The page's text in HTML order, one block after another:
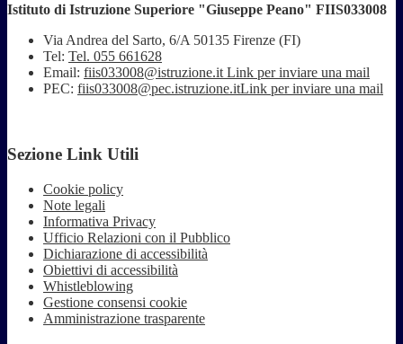
Istituto di Istruzione Superiore "Giuseppe Peano" FIIS033008
Via Andrea del Sarto, 6/A 50135 Firenze (FI)
Tel: Tel. 055 661628
Email: fiis033008@istruzione.it Link per inviare una mail
PEC: fiis033008@pec.istruzione.itLink per inviare una mail
Sezione Link Utili
Cookie policy
Note legali
Informativa Privacy
Ufficio Relazioni con il Pubblico
Dichiarazione di accessibilità
Obiettivi di accessibilità
Whistleblowing
Gestione consensi cookie
Amministrazione trasparente